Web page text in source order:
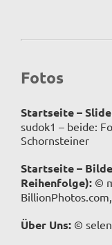
Fotos
Startseite –
sudok1 – beide:
Schornsteiner
Startseite –
Reihenfolge): ©
Über Uns: ©